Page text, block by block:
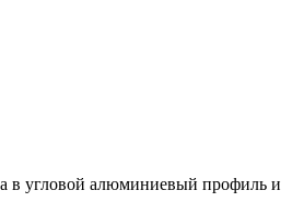
в угловой алюминиевый профиль и